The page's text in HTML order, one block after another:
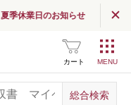
夏季休業日のお知らせ
カート